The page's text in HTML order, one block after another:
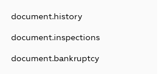
document.history
document.inspections
document.bankruptcy